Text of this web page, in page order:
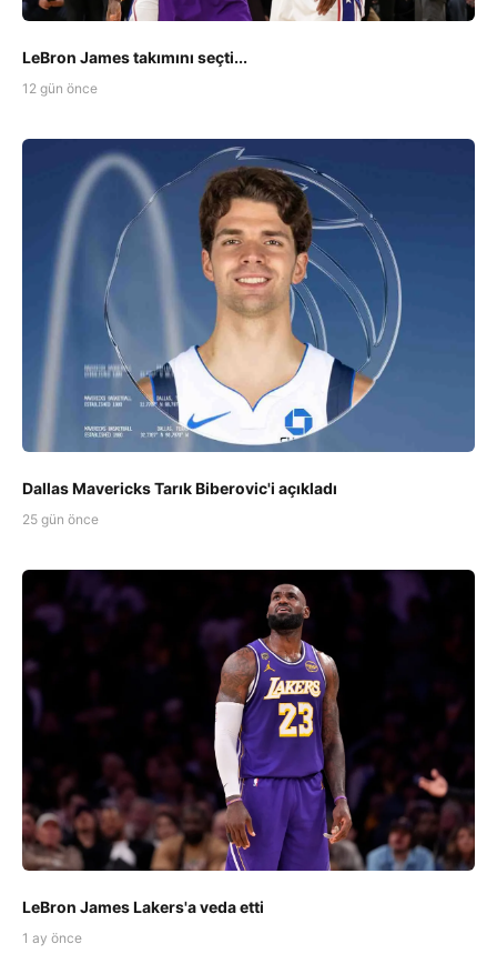
LeBron James takımını seçti...
12 gün önce
Dallas Mavericks Tarık Biberovic'i açıkladı
25 gün önce
LeBron James Lakers'a veda etti
1 ay önce